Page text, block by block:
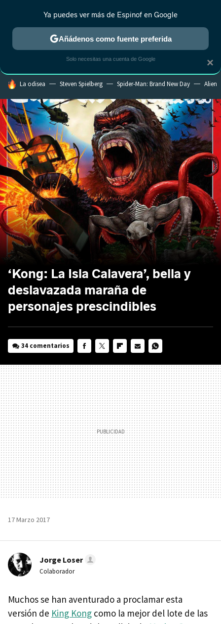
ESTRENOS REALITY ANIME RANKINGS CINE
HOY SE HABLA DE
La odisea Steven Spielberg Spider-Man: Brand New Day Alien
‘Kong: La Isla Calavera’, bella y
deslavazada maraña de
personajes prescindibles
34 comentarios
MAIL
17 Marzo 2017
Jorge Loser
Colaborador
Muchos se han aventurado a proclamar esta
versión de King Kong como la mejor del lote de las
×
Ya puedes ver más de Espinof en Google
Añádenos como fuente preferida
Solo necesitas una cuenta de Google